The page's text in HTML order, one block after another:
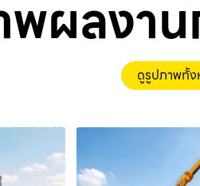
ผลงาน
ดูรูปภาพทั้